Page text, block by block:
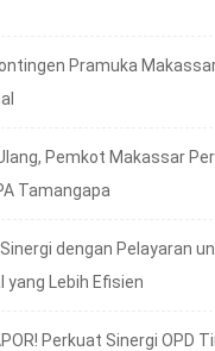
Pramuka
Pemkot Makassar
Tamangapa
dengan Pelayaran
yang Lebih Efisien
Perkuat Sinergi OPD